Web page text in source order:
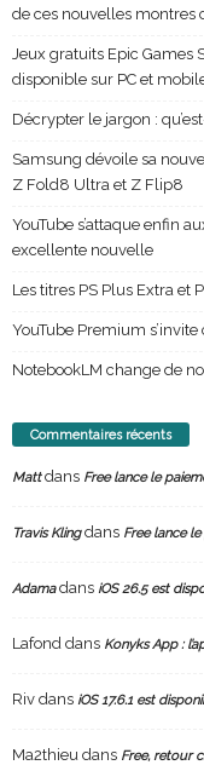
de ces nouvelles montres
Jeux gratuits Epic Games
disponible sur PC et
Décrypter le jargon :
Samsung dévoile sa
Z Fold8 Ultra et Z Flip8
YouTube s’attaque enfin
excellente nouvelle
Les titres PS Plus Extra
YouTube Premium
NotebookLM change de
Commentaires récents
Mattdans Free lance le
Travis Klingdans Free lance
Adamadans iOS 26.5 est
Lafond dans Konyks App :
Riv dans iOS 17.6.1 est
Ma2thieu dans Free, retour